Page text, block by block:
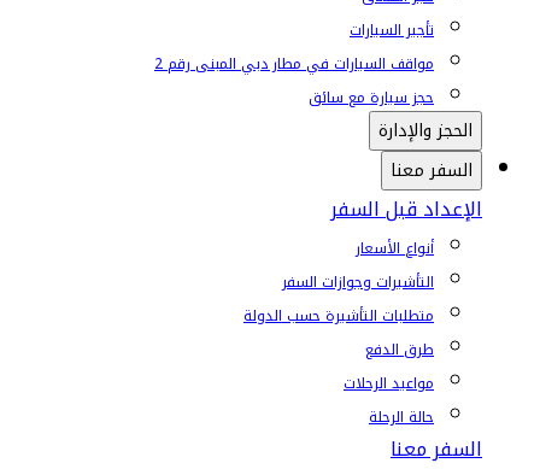
تأجير السيارات
مواقف السيارات في مطار دبي المبنى رقم 2
حجز سيارة مع سائق
الحجز والإدارة
السفر معنا
الإعداد قبل السفر
أنواع الأسعار
التأشيرات وجوازات السفر
متطلبات التأشيرة حسب الدولة
طرق الدفع
مواعيد الرحلات
حالة الرحلة
السفر معنا